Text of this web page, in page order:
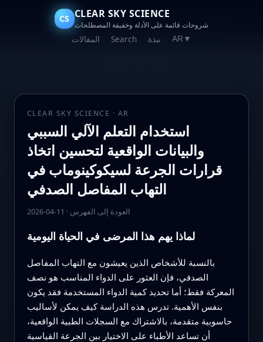
CS CLEAR SKY SCIENCE
شروحات قائمة على الأدلة وخفيفة المصطلحات
المقالات Search نبذة AR ▼
CLEAR SKY SCIENCE · AR
استخدام التعلم الآلي السببي
والبيانات الواقعية لتحسين اتخاذ
قرارات الجرعة لسيكوكينوماب في
التهاب المفاصل الصدفي
2026-04-11 · العودة إلى الفهرس
لماذا يهم هذا المرضى في الحياة اليومية
بالنسبة للأشخاص الذين يعيشون مع التهاب المفاصل
الصدفي، فإن العثور على الدواء المناسب هو نصف
المعركة فقط؛ أما تحديد كمية الدواء المستخدمة فقد يكون
بنفس الأهمية. تدرس هذه الدراسة كيف يمكن لأساليب
حاسوبية متقدمة، بالاشتراك مع السجلات الطبية الواقعية،
أن تساعد الأطباء على الاختيار بين الجرعة القياسية